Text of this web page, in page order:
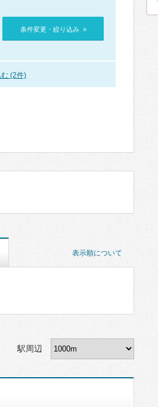
条件変更・絞り込み »
(2件)
表示順について
駅周辺